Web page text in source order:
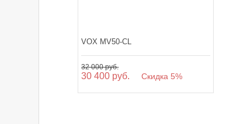
VOX MV50-CL
32 000 руб.
30 400 руб. Скидка 5%